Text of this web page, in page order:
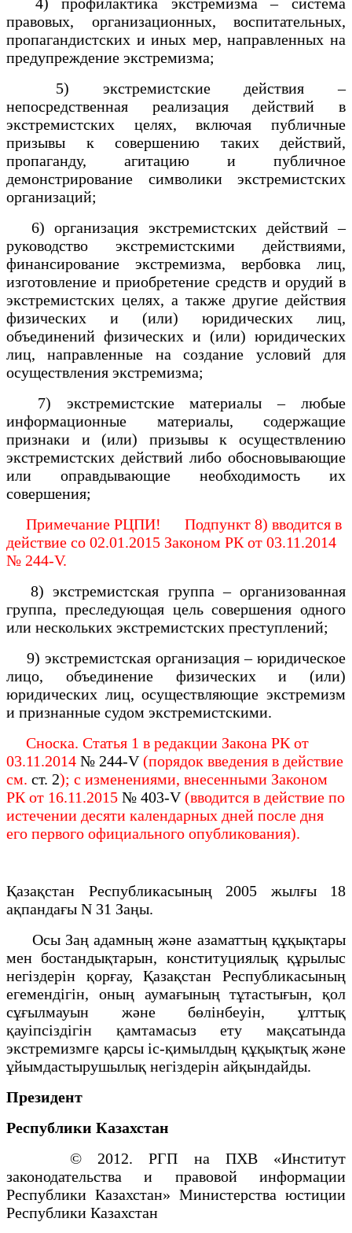
правовых, организационных, воспитательных,
пропагандистских и иных мер, направленных на
предупреждение экстремизма;
5) экстремистские действия –
непосредственная реализация действий в
экстремистских целях, включая публичные
призывы к совершению таких действий,
пропаганду, агитацию и публичное
демонстрирование символики экстремистских
организаций;
6) организация экстремистских действий –
руководство экстремистскими действиями,
финансирование экстремизма, вербовка лиц,
изготовление и приобретение средств и орудий в
экстремистских целях, а также другие действия
физических и (или) юридических лиц,
объединений физических и (или) юридических
лиц, направленные на создание условий для
осуществления экстремизма;
7) экстремистские материалы – любые
информационные материалы, содержащие
признаки и (или) призывы к осуществлению
экстремистских действий либо обосновывающие
или оправдывающие необходимость их
совершения;
Примечание РЦПИ! Подпункт 8) вводится в
действие со 02.01.2015 Законом РК от 03.11.2014
№ 244-V.
8) экстремистская группа – организованная
группа, преследующая цель совершения одного
или нескольких экстремистских преступлений;
9) экстремистская организация – юридическое
лицо, объединение физических и (или)
юридических лиц, осуществляющие экстремизм
и признанные судом экстремистскими.
Сноска. Статья 1 в редакции Закона РК от
03.11.2014 № 244-V(порядок введения в действие
см. ст. 2); с изменениями, внесенными Законом
РК от 16.11.2015 № 403-V(вводится в действие по
истечении десяти календарных дней после дня
его первого официального опубликования).
Қазақстан Республикасының 2005 жылғы 18
ақпандағы N 31 Заңы.
Осы Заң адамның және азаматтың құқықтары
мен бостандықтарын, конституциялық құрылыс
негiздерiн қорғау, Қазақстан Республикасының
егемендiгiн, оның аумағының тұтастығын, қол
сұғылмауын және бөлiнбеуiн, ұлттық
қауiпсiздігін қамтамасыз ету мақсатында
экстремизмге қарсы iс-қимылдың құқықтық және
ұйымдастырушылық негiздерiн айқындайды.
Президент
Республики Казахстан
© 2012. РГП на ПХВ «Институт
законодательства и правовой информации
Республики Казахстан» Министерства юстиции
Республики Казахстан